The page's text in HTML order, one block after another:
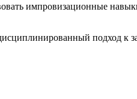
импровизационные
подход к